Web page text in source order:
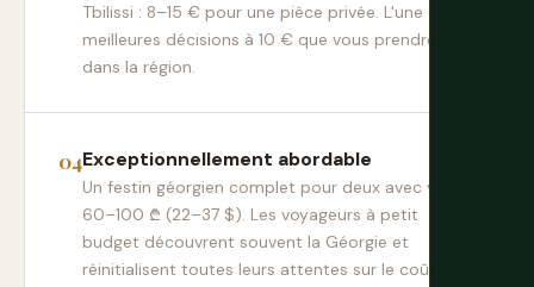
Tbilissi : 8–15 € pour une pièce privée. L'une des
meilleures décisions à 10 € que vous prendrez
dans la région.
Exceptionnellement abordable
Un festin géorgien complet pour deux avec vin :
60–100 ₾ (22–37 $). Les voyageurs à petit
budget découvrent souvent la Géorgie et
réinitialisent toutes leurs attentes sur le coût des